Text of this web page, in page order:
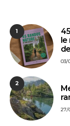
1
03/
2
27/